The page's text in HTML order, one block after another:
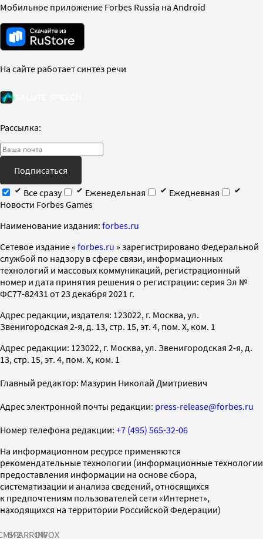
Мобильное приложение Forbes Russia на Android
На сайте работает синтез речи
Рассылка:
Подписаться
Все сразу
Еженедельная
Ежедневная
Новости Forbes Games
Наименование издания: forbes.ru
Cетевое издание « forbes.ru » зарегистрировано Федеральной
службой по надзору в сфере связи, информационных
технологий и массовых коммуникаций, регистрационный
номер и дата принятия решения о регистрации: серия Эл №
ФС77-82431 от 23 декабря 2021 г.
Адрес редакции, издателя: 123022, г. Москва, ул.
Звенигородская 2-я, д. 13, стр. 15, эт. 4, пом. X, ком. 1
Адрес редакции: 123022, г. Москва, ул. Звенигородская 2-я, д.
13, стр. 15, эт. 4, пом. X, ком. 1
Главный редактор: Мазурин Николай Дмитриевич
Адрес электронной почты редакции: press-release@forbes.ru
Номер телефона редакции: +7 (495) 565-32-06
На информационном ресурсе применяются
рекомендательные технологии (информационные технологии
предоставления информации на основе сбора,
систематизации и анализа сведений, относящихся
к предпочтениям пользователей сети «Интернет»,
находящихся на территории Российской Федерации)
SPARROWINFOX